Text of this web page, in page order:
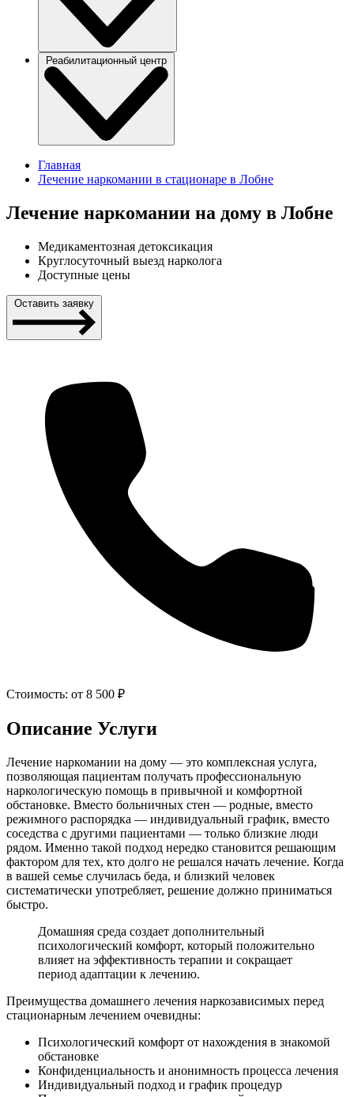
Реабилитационный центр
Главная
Лечение наркомании в стационаре в Лобне
Лечение наркомании на дому в Лобне
Медикаментозная детоксикация
Круглосуточный выезд нарколога
Доступные цены
Оставить заявку
Стоимость: от 8 500 ₽
Описание Услуги
Лечение наркомании на дому — это комплексная услуга,
позволяющая пациентам получать профессиональную
наркологическую помощь в привычной и комфортной
обстановке. Вместо больничных стен — родные, вместо
режимного распорядка — индивидуальный график, вместо
соседства с другими пациентами — только близкие люди
рядом. Именно такой подход нередко становится решающим
фактором для тех, кто долго не решался начать лечение. Когда
в вашей семье случилась беда, и близкий человек
систематически употребляет, решение должно приниматься
быстро.
Домашняя среда создает дополнительный
психологический комфорт, который положительно
влияет на эффективность терапии и сокращает
период адаптации к лечению.
Преимущества домашнего лечения наркозависимых перед
стационарным лечением очевидны:
Психологический комфорт от нахождения в знакомой
обстановке
Конфиденциальность и анонимность процесса лечения
Индивидуальный подход и график процедур